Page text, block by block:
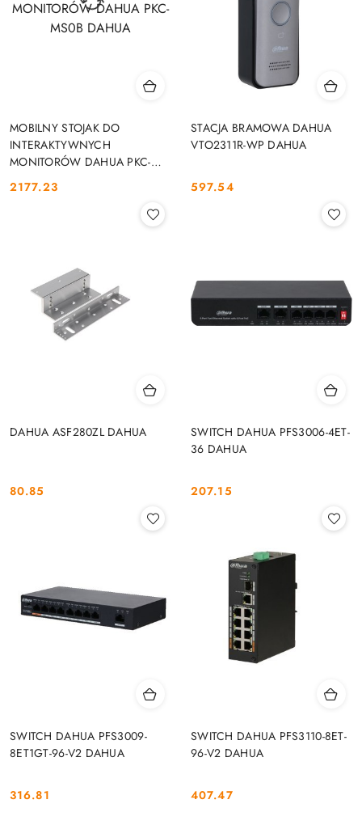
MOBILNY STOJAK DO
INTERAKTYWNYCH
MONITORÓW DAHUA PKC-
MS0B DAHUA
Cena:
2177.23
STACJA BRAMOWA DAHUA
VTO2311R-WP DAHUA
Cena:
597.54
DAHUA ASF280ZL DAHUA
Cena:
80.85
SWITCH DAHUA PFS3006-4ET-
36 DAHUA
Cena:
207.15
SWITCH DAHUA PFS3009-
8ET1GT-96-V2 DAHUA
Cena:
316.81
SWITCH DAHUA PFS3110-8ET-
96-V2 DAHUA
Cena:
407.47